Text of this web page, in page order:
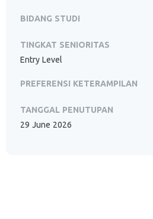
BIDANG STUDI
TINGKAT SENIORITAS
Entry Level
PREFERENSI KETERAMPILAN
TANGGAL PENUTUPAN
29 June 2026